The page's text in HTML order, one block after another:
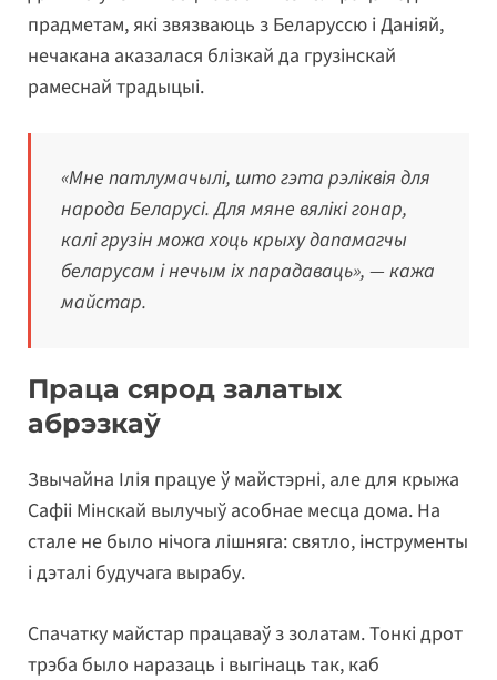
прадметам, які звязваюць з Беларуссю і Даніяй,
нечакана аказалася блізкай да грузінскай
рамеснай традыцыі.
«Мне патлумачылі, што гэта рэліквія для
народа Беларусі. Для мяне вялікі гонар,
калі грузін можа хоць крыху дапамагчы
беларусам і нечым іх парадаваць», — кажа
майстар.
Праца сярод залатых
абрэзкаў
Звычайна Ілія працуе ў майстэрні, але для крыжа
Сафіі Мінскай вылучыў асобнае месца дома. На
стале не было нічога лішняга: святло, інструменты
і дэталі будучага вырабу.
Спачатку майстар працаваў з золатам. Тонкі дрот
трэба было наразаць і выгінаць так, каб